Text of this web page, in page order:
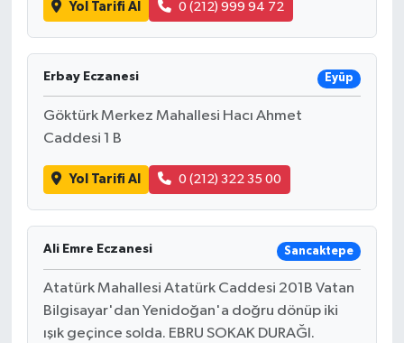
Yol Tarifi Al 0 (212) 999 94 72
Erbay Eczanesi Eyüp
Göktürk Merkez Mahallesi Hacı Ahmet
Caddesi 1 B
Yol Tarifi Al 0 (212) 322 35 00
Ali Emre Eczanesi Sancaktepe
Atatürk Mahallesi Atatürk Caddesi 201B Vatan
Bilgisayar'dan Yenidoğan'a doğru dönüp iki
ışık geçince solda. EBRU SOKAK DURAĞI.